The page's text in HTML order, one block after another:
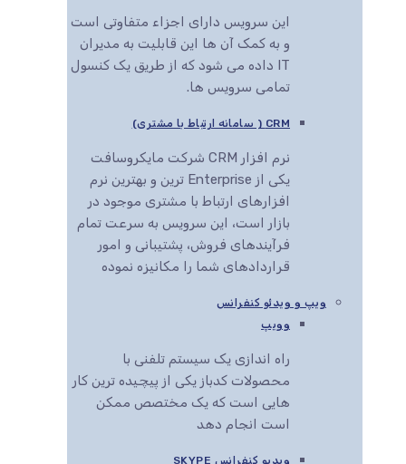
این سرویس دارای اجزاء متفاوتی است
و به کمک آن ها این قابلیت به مدیران
IT داده می شود که از طریق یک کنسول
تمامی سرویس ها.
CRM ( سامانه ارتباط با مشتری)
نرم افزار CRM شرکت مایکروسافت
یکی از Enterprise ترین و بهترین نرم
افزارهای ارتباط با مشتری موجود در
بازار است، این سرویس به سرعت تمام
فرآیندهای فروش، پشتیبانی و امور
قراردادهای شما را مکانیزه نموده
ویپ و ویدئو کنفرانس
وویپ
راه اندازی یک سیستم تلفنی با
محصولات کدباز یکی از پیچیده ترین کار
هایی است که یک مختصص ممکن
است انجام دهد
ویدیو کنفرانس SKYPE